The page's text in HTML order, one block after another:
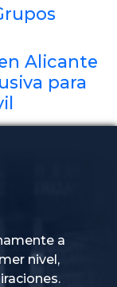
Alicante
para
a
nivel,